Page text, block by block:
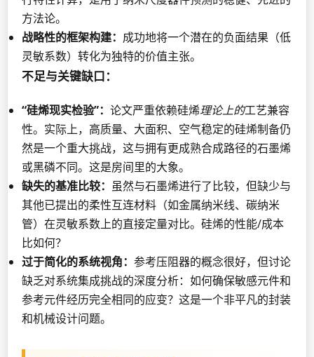
方法论。
战略性的框架构建： 成功地将一个潜在的负面结果（低
灵敏系数）转化为独特的价值主张。
不足与关键缺口：
“硅烯现实检验”： 论文严重依赖硅烯理论上的工艺兼容
性。实际上，高质量、大面积、空气稳定的硅烯制备仍
然是一个重大挑战，这与拥有更成熟合成路径的石墨烯
或黑磷不同。这是房间里的大象。
缺失的基准比较： 虽然与石墨烯进行了比较，但缺少与
其他已提出的柔性互连材料（如金属纳米线、碳纳米
管）在灵敏系数上的直接定量对比。硅烯的性能/成本
比如何？
过于简化的系统视角： 参考压阻器的概念很好，但讨论
缺乏对系统集成挑战的深度分析：如何确保敏感元件和
参考元件经历完全相同的应变？这是一个非平凡的封装
和机械设计问题。